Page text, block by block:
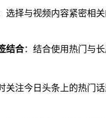
选择与视频内容紧密相
结合：结合使用热门与
关注今日头条上的热门